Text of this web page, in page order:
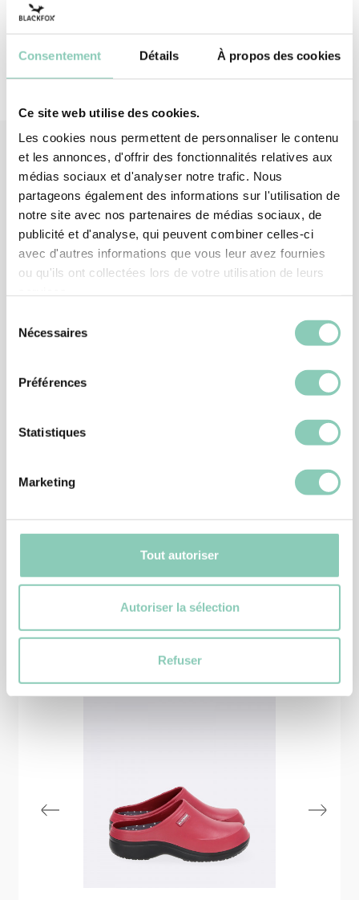
Consentement Détails À propos des cookies
Ce site web utilise des cookies.
Les cookies nous permettent de personnaliser le contenu
et les annonces, d'offrir des fonctionnalités relatives aux
médias sociaux et d'analyser notre trafic. Nous
partageons également des informations sur l'utilisation de
notre site avec nos partenaires de médias sociaux, de
publicité et d'analyse, qui peuvent combiner celles-ci
avec d'autres informations que vous leur avez fournies
ou qu'ils ont collectées lors de votre utilisation de leurs
Nécessaires
Préférences
Statistiques
Marketing
Tout autoriser
Autoriser la sélection
Refuser
Verknüpfte Produkte
SCHUHE
SCHUH MONTANA
39,90 €
Ähnliche Produkte